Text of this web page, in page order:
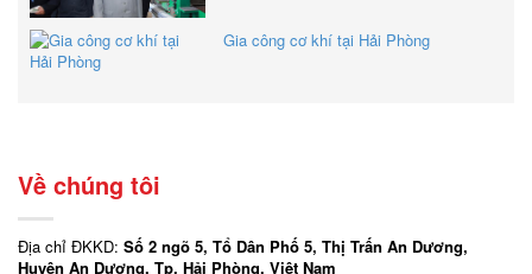
Gia công cơ khí tại Hải Phòng
Về chúng tôi
Địa chỉ ĐKKD: Số 2 ngõ 5, Tổ Dân Phố 5, Thị Trấn An Dương,
Huyện An Dương, Tp. Hải Phòng, Việt Nam